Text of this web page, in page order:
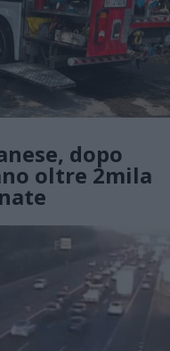
dopo
oltre 2mila